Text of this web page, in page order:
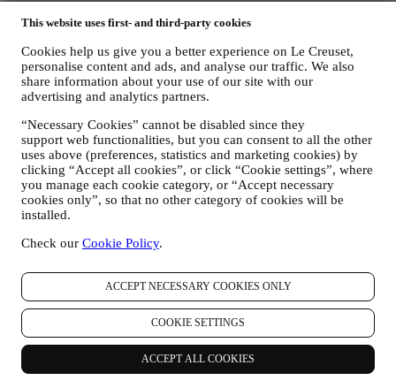
This website uses first- and third-party cookies
Cookies help us give you a better experience on Le Creuset,
personalise content and ads, and analyse our traffic. We also
share information about your use of our site with our
advertising and analytics partners.
“Necessary Cookies” cannot be disabled since they
support web functionalities, but you can consent to all the other
uses above (preferences, statistics and marketing cookies) by
clicking “Accept all cookies”, or click “Cookie settings”, where
you manage each cookie category, or “Accept necessary
cookies only”, so that no other category of cookies will be
installed.
Check our Cookie Policy.
ACCEPT NECESSARY COOKIES ONLY
COOKIE SETTINGS
ACCEPT ALL COOKIES
afmelding zal zo snel mogelijk worden verwerkt, maar in sommige
afmelding volledig is verwerkt.
Uw gegevens zijn onder uw controle
Vergeet niet dat u de controle hebt over uw gegevens en dat u uw
voorkeuren te allen tijde kunt beheren. U kunt erop rekenen dat wij
uw gegevens nooit zonder uw toestemming aan derden zullen
doorgeven voor hun eigen marketingdoeleinden. Voor informatie of
om uw privacyrechten uit te oefenen, kunt u ons mailen op
privacy@lecreuset.comom ons te laten weten waar wij u mee van
dienst kunnen zijn en wij zullen tijdig reageren.
Volledige Privacyverklaring van Le Creuset
Le Creuset verbindt zich ertoe uw persoonsgegevens en uw privacy
persoonsgegevens verzamelen en verwerken in overeenstemming
van de EU Algemene Verordening Gegevensbescherming
2016/679) en de wet inzake gegevensbescherming die van
toepassing is in uw land, gebied of locatie (de
"Gegevensbeschermingswetten").
1. WANNEER EN WELK SOORT GEGEVENS VERZAMELEN WIJ
VAN U?
“Persoonsgegevens” betekent alle informatie met betrekking tot u en